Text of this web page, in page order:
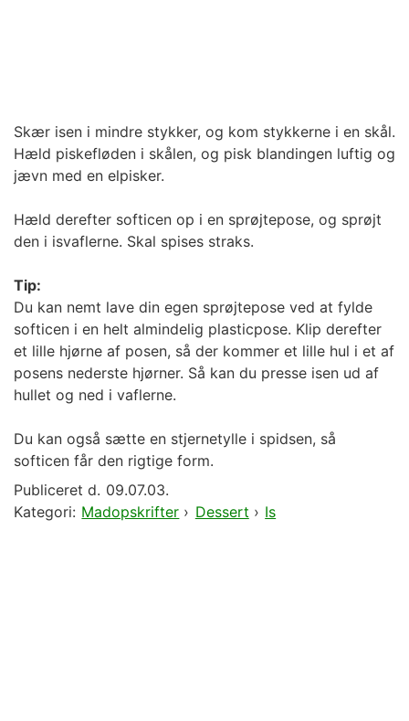
Skær isen i mindre stykker, og kom stykkerne i en skål.
Hæld piskefløden i skålen, og pisk blandingen luftig og
jævn med en elpisker.
Hæld derefter softicen op i en sprøjtepose, og sprøjt
den i isvaflerne. Skal spises straks.
Tip:
Du kan nemt lave din egen sprøjtepose ved at fylde
softicen i en helt almindelig plasticpose. Klip derefter
et lille hjørne af posen, så der kommer et lille hul i et af
posens nederste hjørner. Så kan du presse isen ud af
hullet og ned i vaflerne.
Du kan også sætte en stjernetylle i spidsen, så
softicen får den rigtige form.
Publiceret d. 09.07.03.
Kategori: Madopskrifter › Dessert › Is